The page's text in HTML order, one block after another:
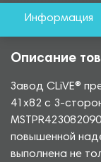
Информация
Описание
Завод CLiVE®
41х82 с 3-
повышенной
выполнена не